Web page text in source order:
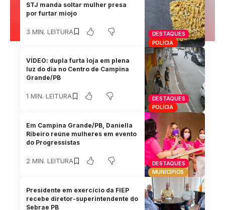
DESTAQUES
POLÍCIA
STJ manda soltar mulher presa
por furtar miojo
3 MIN. LEITURA
DESTAQUES
POLÍCIA
VÍDEO: dupla furta loja em plena
luz do dia no Centro de Campina
Grande/PB
1 MIN. LEITURA
DESTAQUES
MUNICÍPIOS
Em Campina Grande/PB, Daniella
Ribeiro reúne mulheres em evento
do Progressistas
2 MIN. LEITURA
Presidente em exercício da FIEP
recebe diretor-superintendente do
Sebrae PB